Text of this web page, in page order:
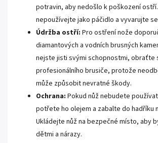
potravin, aby nedošlo k poškození
nepoužívejte jako páčidlo a vyvarujte
Údržba ostří: Pro ostření nože
diamantových a vodních brusných
nejste jisti svými schopnostmi, obraťte
profesionálního brusiče, protože
může způsobit nevratné škody.
Ochrana: Pokud nůž nebudete
potřete ho olejem a zabalte do hadříku
Ukládejte nůž na bezpečné místo, aby
dětmi a nárazy.